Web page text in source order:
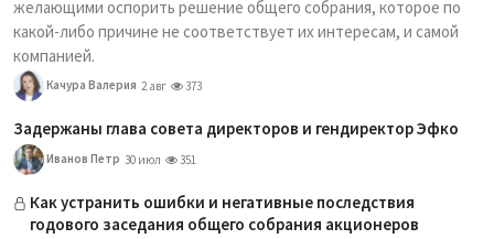
желающими оспорить решение общего собрания, которое по
какой-либо причине не соответствует их интересам, и самой
компанией.
Качура Валерия 2 авг 373
Задержаны глава совета директоров и гендиректор Эфко
Иванов Петр 30 июл 351
Как устранить ошибки и негативные последствия
годового заседания общего собрания акционеров